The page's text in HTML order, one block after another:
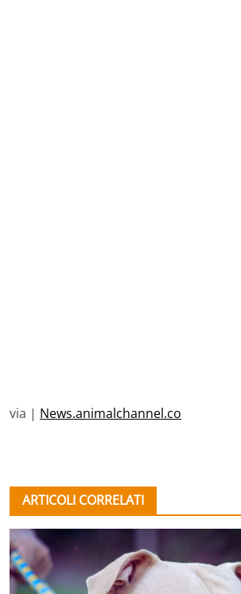
via | News.animalchannel.co
ARTICOLI CORRELATI